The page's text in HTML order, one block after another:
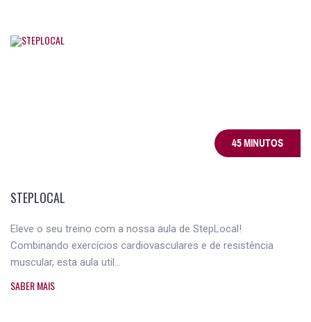
45 MINUTOS
STEPLOCAL
Eleve o seu treino com a nossa aula de StepLocal!
Combinando exercícios cardiovasculares e de resistência
muscular, esta aula util...
SABER MAIS